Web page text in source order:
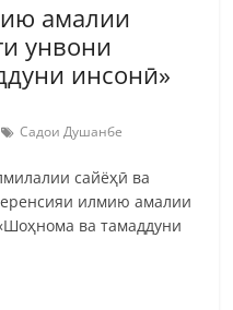
амалии
унвони
инсонӣ»
Садои Душанбе
сайёҳӣ ва
илмию амалии
ва тамаддуни